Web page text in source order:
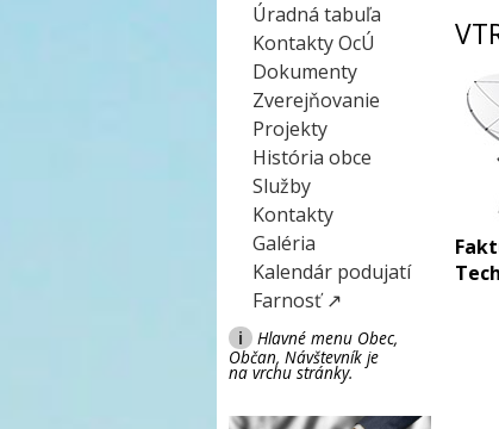
Úradná tabuľa
Kontakty OcÚ
Dokumenty
Zverejňovanie
Projekty
História obce
Služby
Kontakty
Galéria
Kalendár podujatí
Farnosť ↗
i
Hlavné menu Obec,
Občan, Návštevník je
na vrchu stránky.